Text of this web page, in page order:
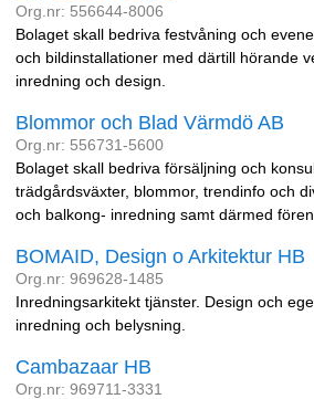
Org.nr: 556644-8006
Bolaget skall bedriva festvåning och
och bildinstallationer med därtill hörande
inredning och design.
Blommor och Blad Värmdö AB
Org.nr: 556731-5600
Bolaget skall bedriva försäljning och
trädgårdsväxter, blommor, trendinfo och
och balkong- inredning samt därmed
BOMAID, Design o Arkitektur HB
Org.nr: 969628-1485
Inredningsarkitekt tjänster. Design och
inredning och belysning.
Cambazaar HB
Org.nr: 969711-3331